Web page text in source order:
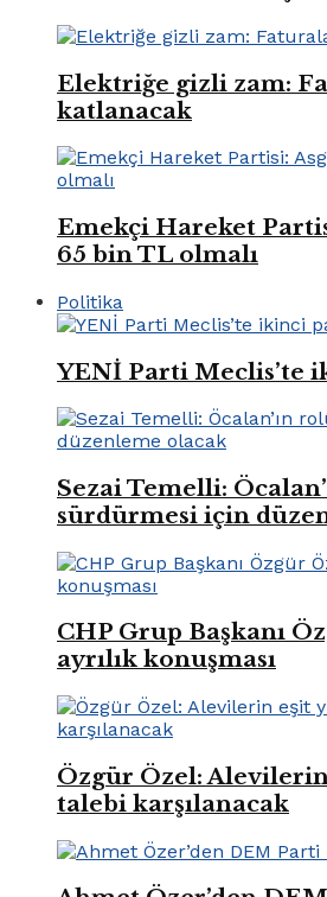
Elektriğe gizli zam:
katlanacak
Emekçi Hareket
65 bin TL olmalı
Politika
YENİ Parti Meclis’te
Sezai Temelli:
sürdürmesi için
CHP Grup Başkanı
ayrılık konuşması
Özgür Özel:
talebi karşılanacak